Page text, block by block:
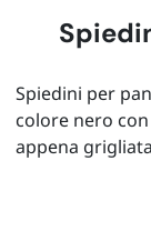
Spiedini per
colore nero
appena